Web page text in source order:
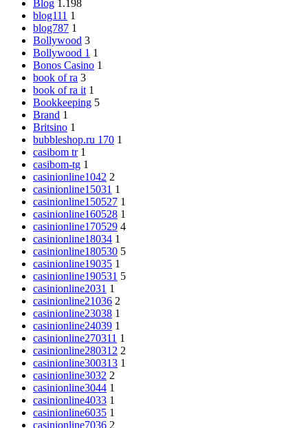
Blog 1.198
blog111 1
blog787 1
Bollywood 3
Bollywood 1 1
Bonos Casino 1
book of ra 3
book of ra it 1
Bookkeeping 5
Brand 1
Britsino 1
bubbleshop.ru 170 1
casibom tr 1
casibom-tg 1
casinionline1042 2
casinionline15031 1
casinionline150527 1
casinionline160528 1
casinionline170529 4
casinionline18034 1
casinionline180530 5
casinionline19035 1
casinionline190531 5
casinionline2031 1
casinionline21036 2
casinionline23038 1
casinionline24039 1
casinionline270311 1
casinionline280312 2
casinionline300313 1
casinionline3032 2
casinionline3044 1
casinionline4033 1
casinionline6035 1
casinionline7036 2